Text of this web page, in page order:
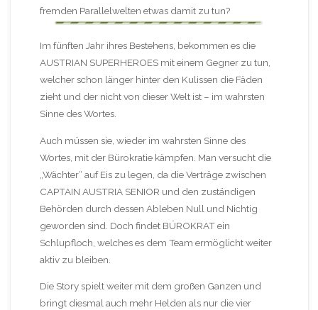
fremden Parallelwelten etwas damit zu tun?
Im fünften Jahr ihres Bestehens, bekommen es die
AUSTRIAN SUPERHEROES mit einem Gegner zu tun,
welcher schon länger hinter den Kulissen die Fäden
zieht und der nicht von dieser Welt ist – im wahrsten
Sinne des Wortes.
Auch müssen sie, wieder im wahrsten Sinne des
Wortes, mit der Bürokratie kämpfen. Man versucht die
„Wächter“ auf Eis zu legen, da die Verträge zwischen
CAPTAIN AUSTRIA SENIOR und den zuständigen
Behörden durch dessen Ableben Null und Nichtig
geworden sind. Doch findet BÜROKRAT ein
Schlupfloch, welches es dem Team ermöglicht weiter
aktiv zu bleiben.
Die Story spielt weiter mit dem großen Ganzen und
bringt diesmal auch mehr Helden als nur die vier